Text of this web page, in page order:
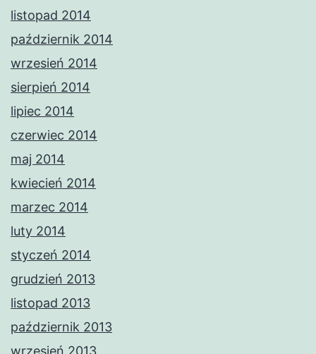
listopad 2014
październik 2014
wrzesień 2014
sierpień 2014
lipiec 2014
czerwiec 2014
maj 2014
kwiecień 2014
marzec 2014
luty 2014
styczeń 2014
grudzień 2013
listopad 2013
październik 2013
wrzesień 2013